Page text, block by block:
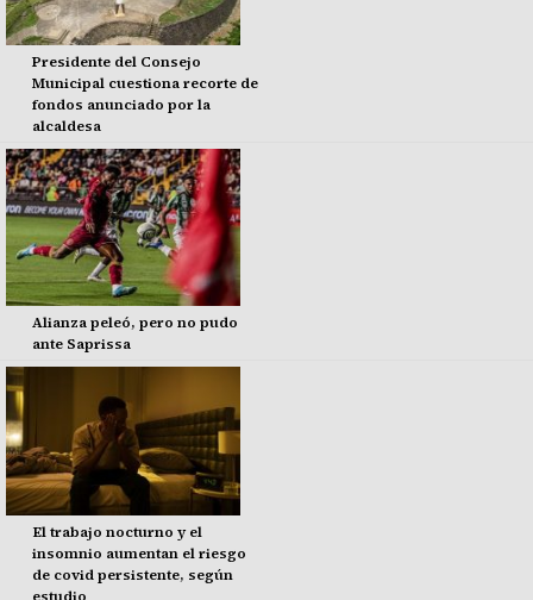
Presidente del Consejo
Municipal cuestiona recorte de
fondos anunciado por la
alcaldesa
Alianza peleó, pero no pudo
ante Saprissa
El trabajo nocturno y el
insomnio aumentan el riesgo
de covid persistente, según